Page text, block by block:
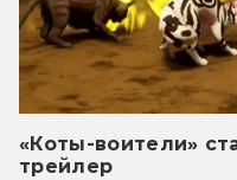
«Коты-воители»
трейлер